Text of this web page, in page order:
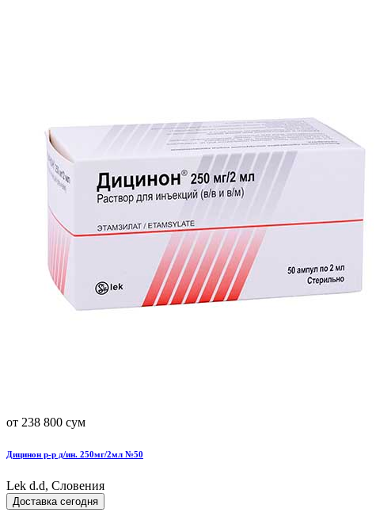
от 238 800 сум
Дицинон р-р д/ин. 250мг/2мл №50
Lek d.d, Словения
Доставка сегодня